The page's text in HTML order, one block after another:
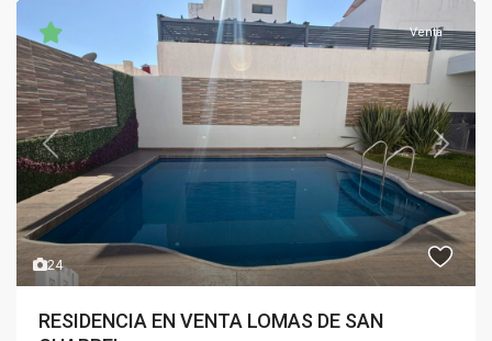
24
Previous Next
Venta
RESIDENCIA EN VENTA LOMAS DE SAN